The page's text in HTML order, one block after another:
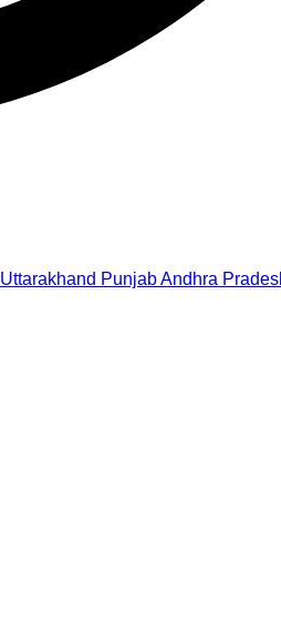
Uttarakhand PunjabAndhra